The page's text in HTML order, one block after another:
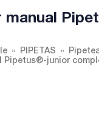
manual
PIPETAS
Pipetus®-junior